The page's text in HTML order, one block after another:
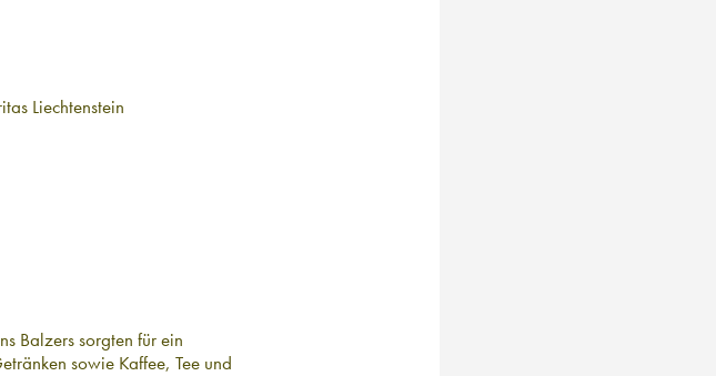
Liechtenstein
Balzers sorgten für ein
sowie Kaffee, Tee und